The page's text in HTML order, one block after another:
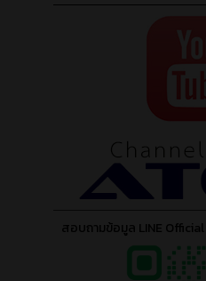
สอบถามข้อมูล LINE